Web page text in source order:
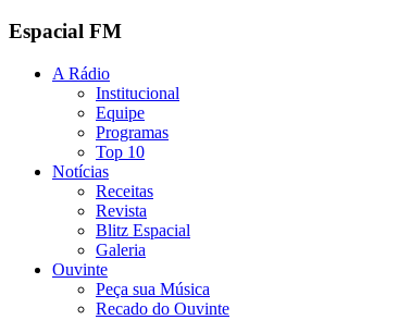
Espacial FM
A Rádio
Institucional
Equipe
Programas
Top 10
Notícias
Receitas
Revista
Blitz Espacial
Galeria
Ouvinte
Peça sua Música
Recado do Ouvinte